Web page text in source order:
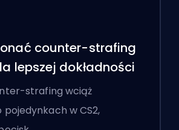
counter-strafing
lepszej dokładności
strafing wciąż
pojedynkach w CS2,